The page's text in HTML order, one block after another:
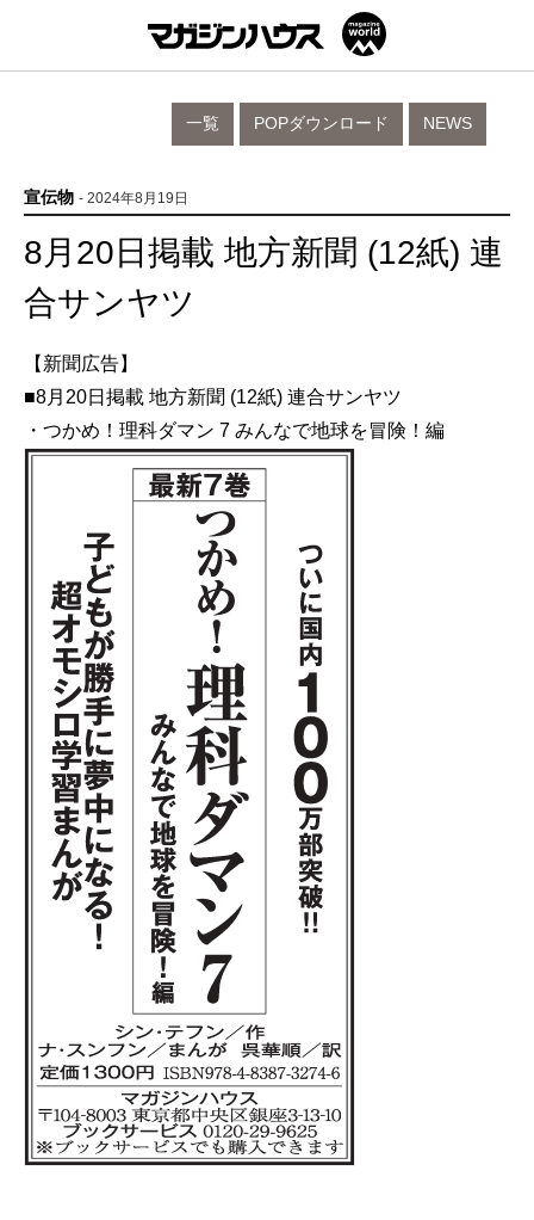
NEWS
POPダウンロード
一覧
宣伝物 - 2024年8月19日
8月20日掲載 地方新聞 (12紙) 連
合サンヤツ
【新聞広告】
■8月20日掲載 地方新聞 (12紙) 連合サンヤツ
・つかめ！理科ダマン 7 みんなで地球を冒険！編